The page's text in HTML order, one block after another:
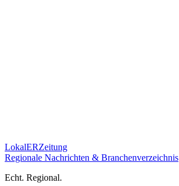
LokalERZeitung
Regionale Nachrichten & Branchenverzeichnis
Echt. Regional.